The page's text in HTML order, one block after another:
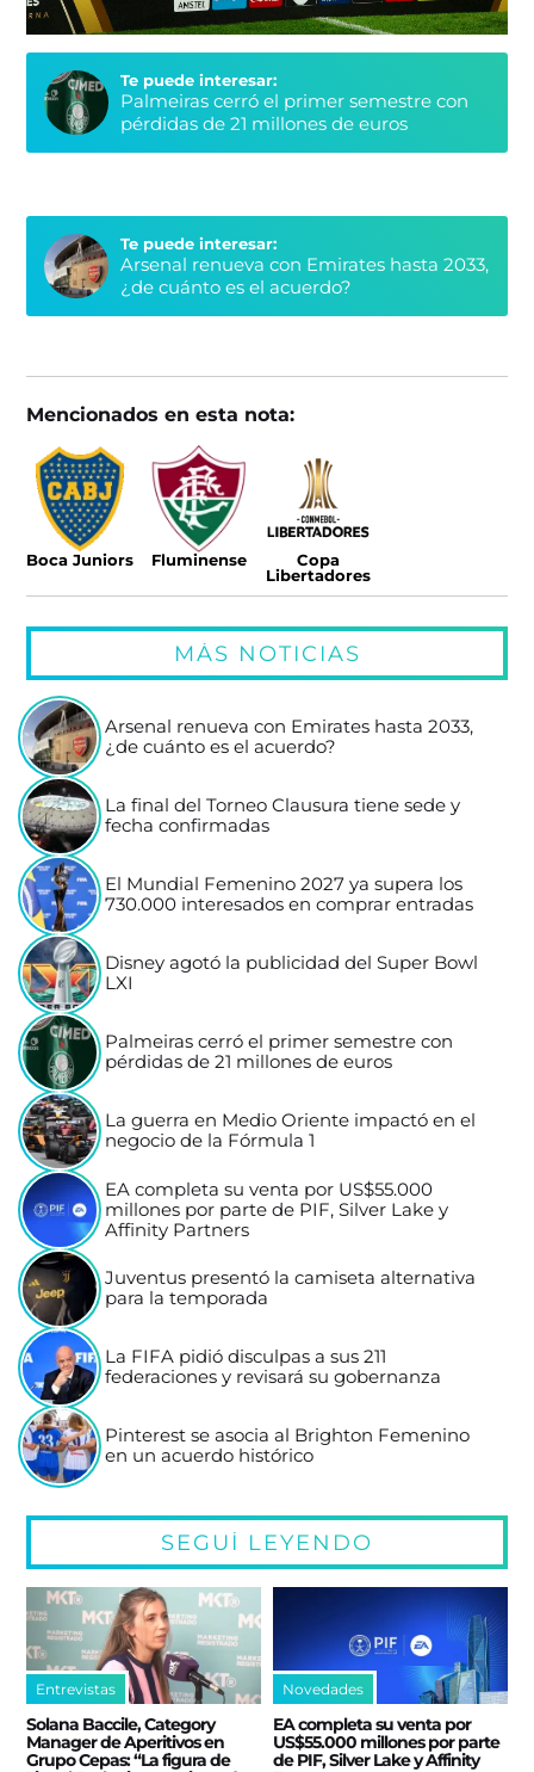
Te puede interesar:
Palmeiras cerró el primer semestre con
pérdidas de 21 millones de euros
Te puede interesar:
Arsenal renueva con Emirates hasta 2033,
¿de cuánto es el acuerdo?
Mencionados en esta nota:
Boca Juniors Fluminense
Copa
Libertadores
MÁS NOTICIAS
Arsenal renueva con Emirates hasta 2033,
¿de cuánto es el acuerdo?
La final del Torneo Clausura tiene sede y
fecha confirmadas
El Mundial Femenino 2027 ya supera los
730.000 interesados en comprar entradas
Disney agotó la publicidad del Super Bowl
LXI
Palmeiras cerró el primer semestre con
pérdidas de 21 millones de euros
La guerra en Medio Oriente impactó en el
negocio de la Fórmula 1
EA completa su venta por US$55.000
millones por parte de PIF, Silver Lake y
Affinity Partners
Juventus presentó la camiseta alternativa
para la temporada
La FIFA pidió disculpas a sus 211
federaciones y revisará su gobernanza
Pinterest se asocia al Brighton Femenino
en un acuerdo histórico
SEGUÍ LEYENDO
Entrevistas
Solana Baccile, Category
Manager de Aperitivos en
Grupo Cepas: “La figura de
Novedades
EA completa su venta por
US$55.000 millones por parte
de PIF, Silver Lake y Affinity